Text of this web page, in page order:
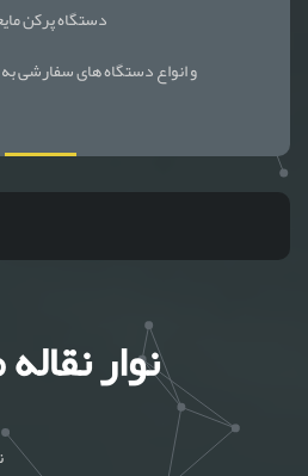
دستگاه پرکن
و انواع دستگاه های سفارشی
نوار